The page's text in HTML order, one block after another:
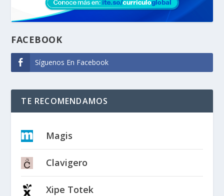
FACEBOOK
Síguenos En Facebook
TE RECOMENDAMOS
Magis
Clavigero
Xipe Totek